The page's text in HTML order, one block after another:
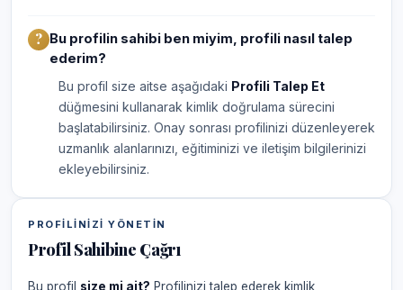
Bu profilin sahibi ben miyim, profili nasıl talep
ederim?
Bu profil size aitse aşağıdaki Profili Talep Et
düğmesini kullanarak kimlik doğrulama sürecini
başlatabilirsiniz. Onay sonrası profilinizi düzenleyerek
uzmanlık alanlarınızı, eğitiminizi ve iletişim bilgilerinizi
ekleyebilirsiniz.
PROFILINIZI YÖNETIN
Profil Sahibine Çağrı
Bu profil size mi ait? Profilinizi talep ederek kimlik